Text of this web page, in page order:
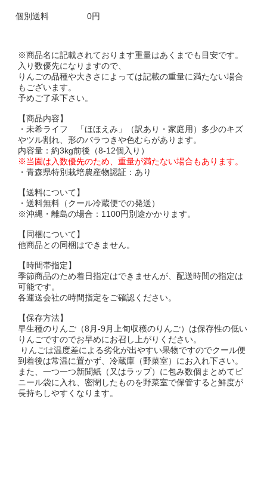
個別送料 0円
※商品名に記載されております重量はあくまでも目安です。
入り数優先になりますので、
りんごの品種や大きさによっては記載の重量に満たない場合
もございます。
予めご了承下さい。
【商品内容】
・未希ライフ 「ほほえみ」（訳あり・家庭用）多少のキズ
やツル割れ、形のバラつきや色むらがあります。
内容量：約3kg前後（8-12個入り）
※当園は入数優先のため、重量が満たない場合もあります。
・青森県特別栽培農産物認証：あり
【送料について】
・送料無料（クール冷蔵便での発送）
※沖縄・離島の場合：1100円別途かかります。
【同梱について】
他商品との同梱はできません。
【時間帯指定】
季節商品のため着日指定はできませんが、配送時間の指定は
可能です。
各運送会社の時間指定をご確認ください。
【保存方法】
早生種のりんご（8月-9月上旬収穫のりんご）は保存性の低い
りんごですのでお早めにお召し上がりください。
りんごは温度差による劣化が出やすい果物ですのでクール便
到着後は常温に置かず、冷蔵庫（野菜室）にお入れ下さい。
また、一つ一つ新聞紙（又はラップ）に包み数個まとめてビ
ニール袋に入れ、密閉したものを野菜室で保管すると鮮度が
長持ちしやすくなります。